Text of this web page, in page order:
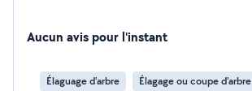
Aucun avis pour l'instant
Élaguage d'arbre Élagage ou coupe d'arbre